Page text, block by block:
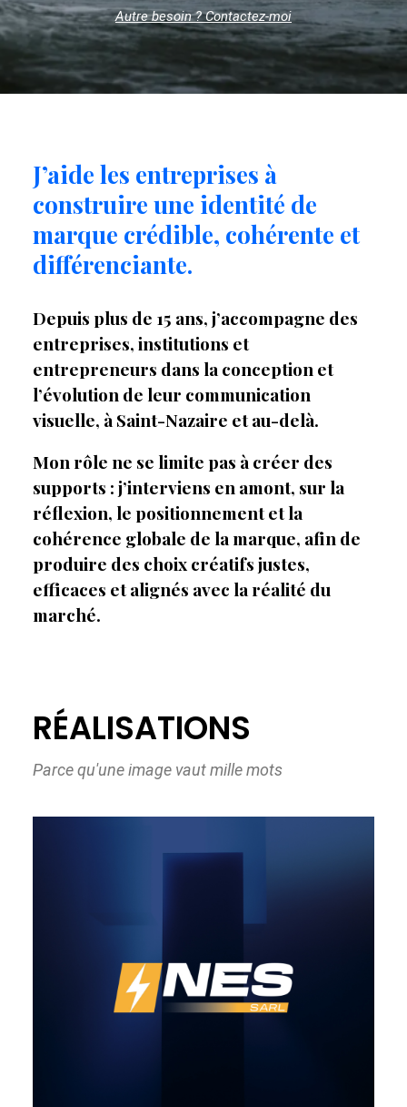
Autre besoin ? Contactez-moi
J’aide les entreprises à
construire une identité de
marque crédible, cohérente et
différenciante.
Depuis plus de 15 ans, j’accompagne des
entreprises, institutions et
entrepreneurs dans la conception et
l’évolution de leur communication
visuelle, à Saint-Nazaire et au-delà.
Mon rôle ne se limite pas à créer des
supports : j’interviens en amont, sur la
réflexion, le positionnement et la
cohérence globale de la marque, afin de
produire des choix créatifs justes,
efficaces et alignés avec la réalité du
marché.
RÉALISATIONS
Parce qu'une image vaut mille mots